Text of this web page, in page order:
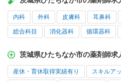
内科 外科 皮膚科 耳鼻科
総合科目 消化器科 循環器科
茨城県ひたちなか市の薬剤師
産休・育休取得実績有り スキルア